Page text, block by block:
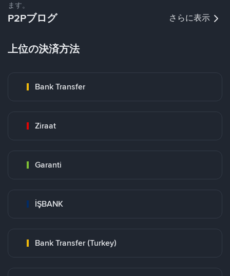
ます。
P2Pブログ さらに表示
上位の決済方法
Bank Transfer
Ziraat
Garanti
İŞBANK
Bank Transfer (Turkey)